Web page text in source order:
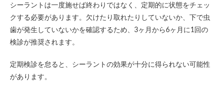
シーラントは一度施せば終わりではなく、定期的に状態をチェッ
クする必要があります。欠けたり取れたりしていないか、下で虫
歯が発生していないかを確認するため、3ヶ月から6ヶ月に1回の
検診が推奨されます。
定期検診を怠ると、シーラントの効果が十分に得られない可能性
があります。